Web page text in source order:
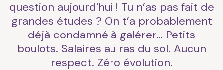
question aujourd'hui ! Tu n’as pas fait de
grandes études ? On t’a probablement
déjà condamné à galérer… Petits
boulots. Salaires au ras du sol. Aucun
respect. Zéro évolution.